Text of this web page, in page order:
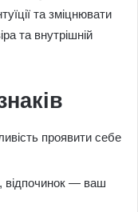
та зміцнювати
та внутрішній
проявити себе
відпочинок — ваш